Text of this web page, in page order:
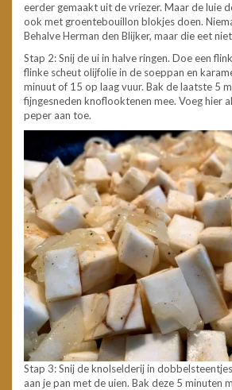
eerder gemaakt uit de vriezer. Maar de luie
ook met groentebouillon blokjes doen.
Behalve Herman den Blijker, maar die eet
Stap 2: Snij de ui in halve ringen. Doe een
flinke scheut olijfolie in de soeppan en
minuut of 15 op laag vuur. Bak de laatste 5
fijngesneden knoflooktenen mee. Voeg hier
peper aan toe.
Stap 3: Snij de knolselderij in
aan je pan met de uien. Bak deze 5 minuten